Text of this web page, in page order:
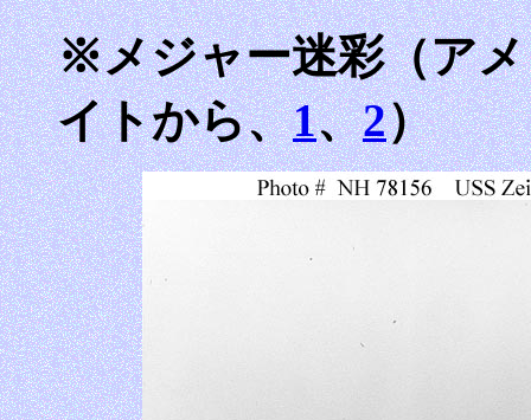
※メジャー迷彩（ア
イトから、1、2）